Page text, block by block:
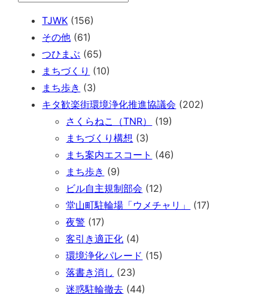
TJWK (156)
その他 (61)
つひまぶ (65)
まちづくり (10)
まち歩き (3)
キタ歓楽街環境浄化推進協議会 (202)
さくらねこ（TNR）
(19)
まちづくり構想 (3)
まち案内エスコート (46)
まち歩き (9)
ビル自主規制部会 (12)
堂山町駐輪場「ウメチャリ」
(17)
夜警 (17)
客引き適正化 (4)
環境浄化パレード (15)
落書き消し (23)
迷惑駐輪撤去 (44)